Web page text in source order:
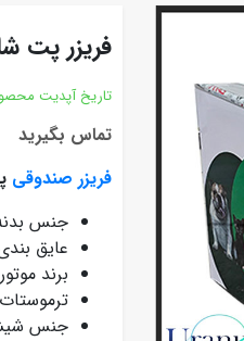
فریزر پت
تاریخ آپدیت
تماس بگیرید
فریزر صندوقی
جنس
عایق
برند
جنس